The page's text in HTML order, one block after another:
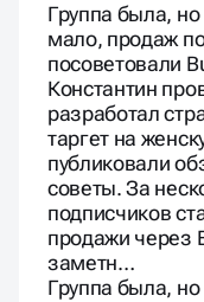
Группа была,
мало, продаж
посоветовали
Константин
разработал
таргет на
публиковали
советы. За
подписчиков
продажи через
заметн…
Группа была,